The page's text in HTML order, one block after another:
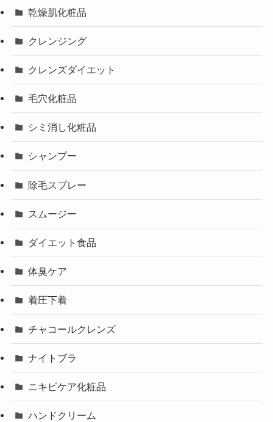
乾燥肌化粧品
クレンジング
クレンズダイエット
毛穴化粧品
シミ消し化粧品
シャンプー
除毛スプレー
スムージー
ダイエット食品
体臭ケア
着圧下着
チャコールクレンズ
ナイトブラ
ニキビケア化粧品
ハンドクリーム